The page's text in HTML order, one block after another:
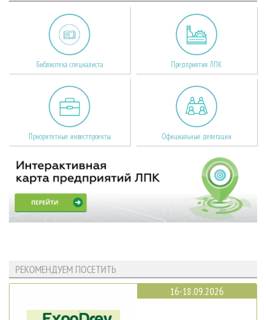
Библиотека специалиста Предприятия ЛПК
Приоритетные инвестпроекты Официальные делегации
РЕКОМЕНДУЕМ ПОСЕТИТЬ
16-18.09.2026